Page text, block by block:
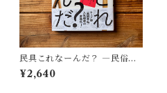
民具これなーんだ？ ―民俗学
者・宮本常一が美術大学に遺
した民具コレクション | 加藤幸
¥2,640